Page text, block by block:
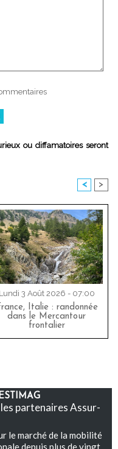
ou diffamatoires seront
< >
Lundi 3 Août 2026 - 07:00
Italie : randonnée
dans le Mercantour
frontalier
partenaires Assur-
le marché de la mobilité
depuis plus de vingt